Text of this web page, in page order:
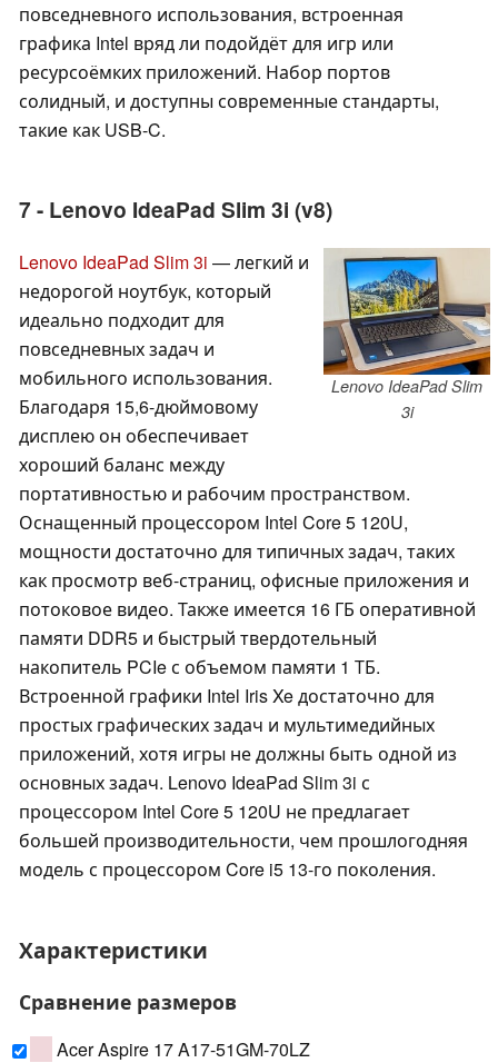
повседневного использования, встроенная
графика Intel вряд ли подойдёт для игр или
ресурсоёмких приложений. Набор портов
солидный, и доступны современные стандарты,
такие как USB-C.
7 - Lenovo IdeaPad Slim 3i (v8)
Lenovo IdeaPad Slim
3i
Lenovo IdeaPad Slim 3i — легкий и
недорогой ноутбук, который
идеально подходит для
повседневных задач и
мобильного использования.
Благодаря 15,6-дюймовому
дисплею он обеспечивает
хороший баланс между
портативностью и рабочим пространством.
Оснащенный процессором Intel Core 5 120U,
мощности достаточно для типичных задач, таких
как просмотр веб-страниц, офисные приложения и
потоковое видео. Также имеется 16 ГБ оперативной
памяти DDR5 и быстрый твердотельный
накопитель PCIe с объемом памяти 1 ТБ.
Встроенной графики Intel Iris Xe достаточно для
простых графических задач и мультимедийных
приложений, хотя игры не должны быть одной из
основных задач. Lenovo IdeaPad Slim 3i с
процессором Intel Core 5 120U не предлагает
большей производительности, чем прошлогодняя
модель с процессором Core i5 13-го поколения.
Характеристики
Сравнение размеров
Acer Aspire 17 A17-51GM-70LZ